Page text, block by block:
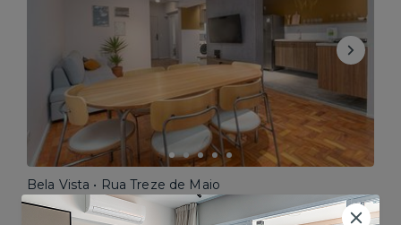
Bela Vista • Rua Treze de Maio
Compartilhado até 5 pessoas • 160m²